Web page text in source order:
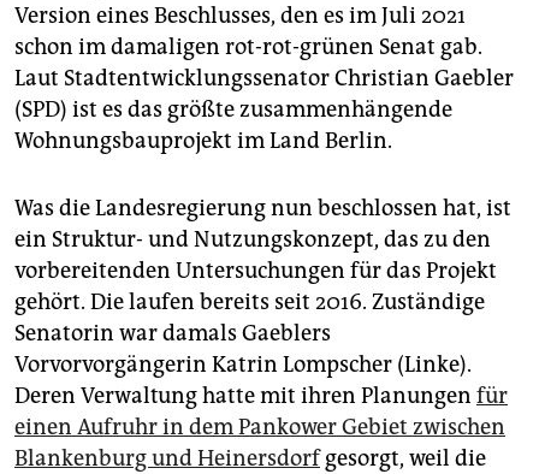
Version eines Beschlusses, den es im Juli 2021
schon im damaligen rot-rot-grünen Senat gab.
Laut Stadtentwicklungssenator Christian Gaebler
(SPD) ist es das größte zusammenhängende
Wohnungsbauprojekt im Land Berlin.
Was die Landesregierung nun beschlossen hat, ist
ein Struktur- und Nutzungskonzept, das zu den
vorbereitenden Untersuchungen für das Projekt
gehört. Die laufen bereits seit 2016. Zuständige
Senatorin war damals Gaeblers
Vorvorvorgängerin Katrin Lompscher (Linke).
Deren Verwaltung hatte mit ihren Planungen für
einen Aufruhr in dem Pankower Gebiet zwischen
Blankenburg und Heinersdorfgesorgt, weil die